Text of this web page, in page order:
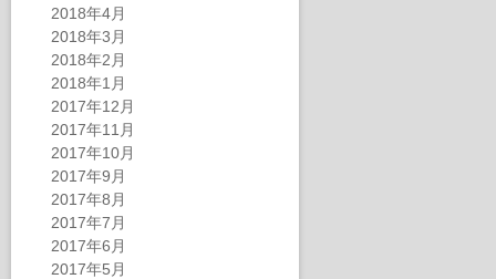
2018年4月
2018年3月
2018年2月
2018年1月
2017年12月
2017年11月
2017年10月
2017年9月
2017年8月
2017年7月
2017年6月
2017年5月